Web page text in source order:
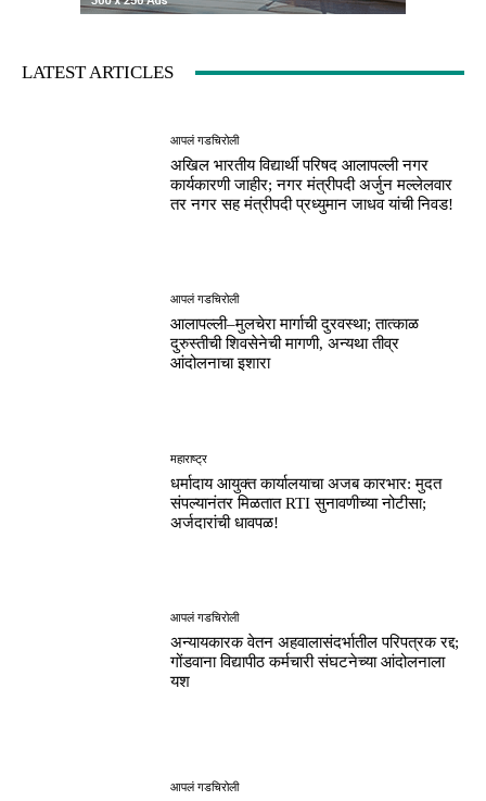
LATEST ARTICLES
आपलं गडचिरोली
अखिल भारतीय विद्यार्थी परिषद आलापल्ली नगर
कार्यकारणी जाहीर; नगर मंत्रीपदी अर्जुन मल्लेलवार
तर नगर सह मंत्रीपदी प्रध्युमान जाधव यांची निवड!
आपलं गडचिरोली
आलापल्ली–मुलचेरा मार्गाची दुरवस्था; तात्काळ
दुरुस्तीची शिवसेनेची मागणी, अन्यथा तीव्र
आंदोलनाचा इशारा
महाराष्ट्र
धर्मादाय आयुक्त कार्यालयाचा अजब कारभार: मुदत
संपल्यानंतर मिळतात RTI सुनावणीच्या नोटीसा;
अर्जदारांची धावपळ!
आपलं गडचिरोली
अन्यायकारक वेतन अहवालासंदर्भातील परिपत्रक रद्द;
गोंडवाना विद्यापीठ कर्मचारी संघटनेच्या आंदोलनाला
यश
आपलं गडचिरोली